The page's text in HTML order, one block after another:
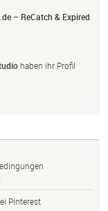
de – ReCatch & Expired
haben ihr Profil
Pinterest